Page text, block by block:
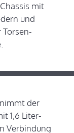
mit
und
der
1,6 Liter-
Verbindung